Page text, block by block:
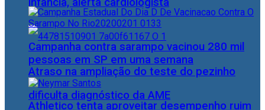
Atraso na ampliação do teste do pezinho
dificulta diagnóstico da AME
Campanha contra sarampo vacinou 280 mil
pessoas em SP em uma semana
Athletico tenta aproveitar desempenho ruim